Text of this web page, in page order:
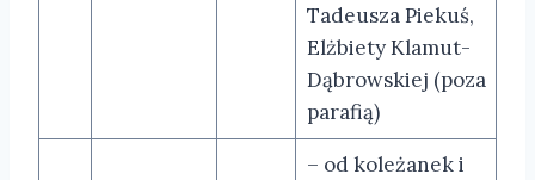
Tadeusza Piekuś,
Elżbiety Klamut-
Dąbrowskiej (poza
parafią)
– od koleżanek i